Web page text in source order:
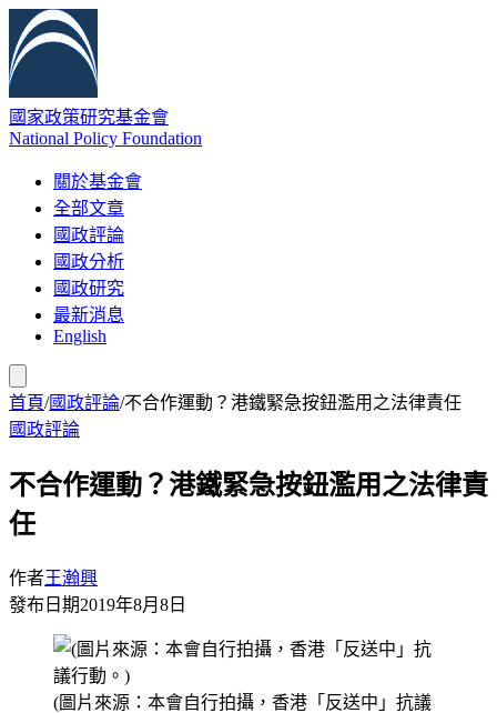
國家政策研究基金會
National Policy Foundation
關於基金會
全部文章
國政評論
國政分析
國政研究
最新消息
English
首頁/國政評論/不合作運動？港鐵緊急按鈕濫用之法律責任
國政評論
不合作運動？港鐵緊急按鈕濫用之法律責
任
作者王瀚興
發布日期2019年8月8日
(圖片來源：本會自行拍攝，香港「反送中」抗議